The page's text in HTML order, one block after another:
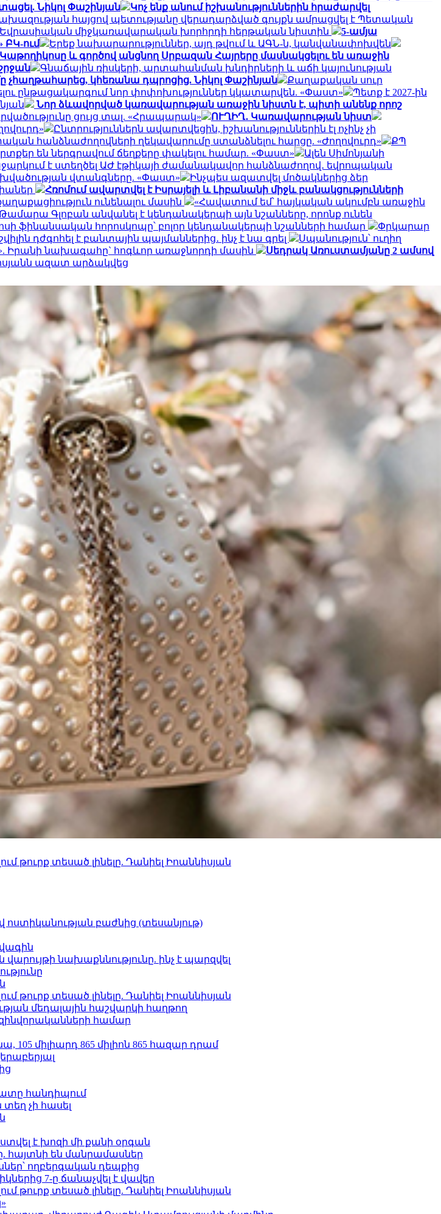
Նիկոլ Փաշինյան
Կոչ ենք անում իշխանություններին հրաժարվել
հայցով պետությանը վերադարձված գույքն ամրացվել է Պետական
Եվրասիական միջկառավարական խորհրդի հերթական նիստին
5-ամյա
ԲԿ-ում
Երեք նախարարություններ, այդ թվում և ԱԳՆ-ն, կանվանափոխվեն
Կաթողիկոսը և գործով անցնող Սրբազան Հայրերը մասնակցելու են առաջին
Գնաճային ռիսկերի, արտահանման խնդիրների և աճի կայունության
չհաղթահարեց, կհեռանա դպրոցից. Նիկոլ Փաշինյան
Քաղաքական սուր
ընթացակարգում նոր փոփոխություններ կկատարվեն. «Փաստ»
Պետք է 2027-ին
Նոր ձևավորված կառավարության առաջին նիստն է, պիտի անենք որոշ
ցույց տալ. «Հրապարակ»
ՈՒՂԻՂ․ Կառավարության նիստ
Ընտրություններն ավարտվեցին, իշխանություններին էլ ոչինչ չի
հանձնաժողովների ղեկավարումը ստանձնելու հարցը. «Ժողովուրդ»
ՔՊ
են ներգրավում ճեղքերը փակելու համար. «Փաստ»
Ալեն Սիմոնյանի
է ստեղծել ԱԺ էթիկայի ժամանակավոր հանձնաժողով․ եվրոպական
վտանգները. «Փաստ»
Ինչպես ազատվել մոծակներից ձեր
Հռոմում ավարտվել է Իսրայելի և Լիբանանի միջև բանակցությունների
ունենալու մասին
«Հավատում եմ՝ հայկական ակումբն առաջին
Թամարա Գլոբան անվանել է կենդանակերպի այն նշանները, որոնք ունեն
ֆինանսական հորոսկոպը՝ բոլոր կենդանակերպի նշանների համար
Փրկարար
դժգոհել է բանտային պայմաններից․ ինչ է նա գրել
Սպանություն՝ ուղիղ
Իրանի նախագահը` հոգևոր առաջնորդի մասին
Սեդրակ Առուստամյանը 2 ամսով
ազատ արձակվեց
թուրք տեսած լինելը. Դանիել Իոաննիսյան
ոստիկանության բաժնից (տեսանյութ)
վարույթի նախաքննությունը. ինչ է պարզվել
թուրք տեսած լինելը. Դանիել Իոաննիսյան
մեդալային հաշվարկի հաղթող
զինվորականների համար
միլիարդ 865 միլիոն 865 հազար դրամ
հանդիպում
չի հասել
է խոզի մի քանի օրգան
հայտնի են մանրամասներ
ողբերգական դեպքից
7-ը ճանաչվել է վավեր
թուրք տեսած լինելը. Դանիել Իոաննիսյան